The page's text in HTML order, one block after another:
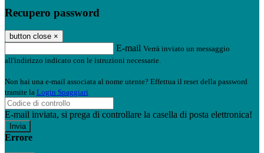
Recupero password
button close ×
E-mail Verrà inviato un messaggio
all'indirizzo indicato con le istruzioni necessarie.
Non hai una e-mail associata al nome utente? Effettua il reset della password
tramite la Login Spaggiari
E-mail inviata, si prega di controllare la casella di posta elettronica!
Errore